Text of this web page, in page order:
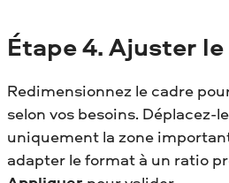
Étape 4.Ajuster
Redimensionnez le cadre
selon vos besoins. Déplacez-
uniquement la zone
adapter le format à un ratio